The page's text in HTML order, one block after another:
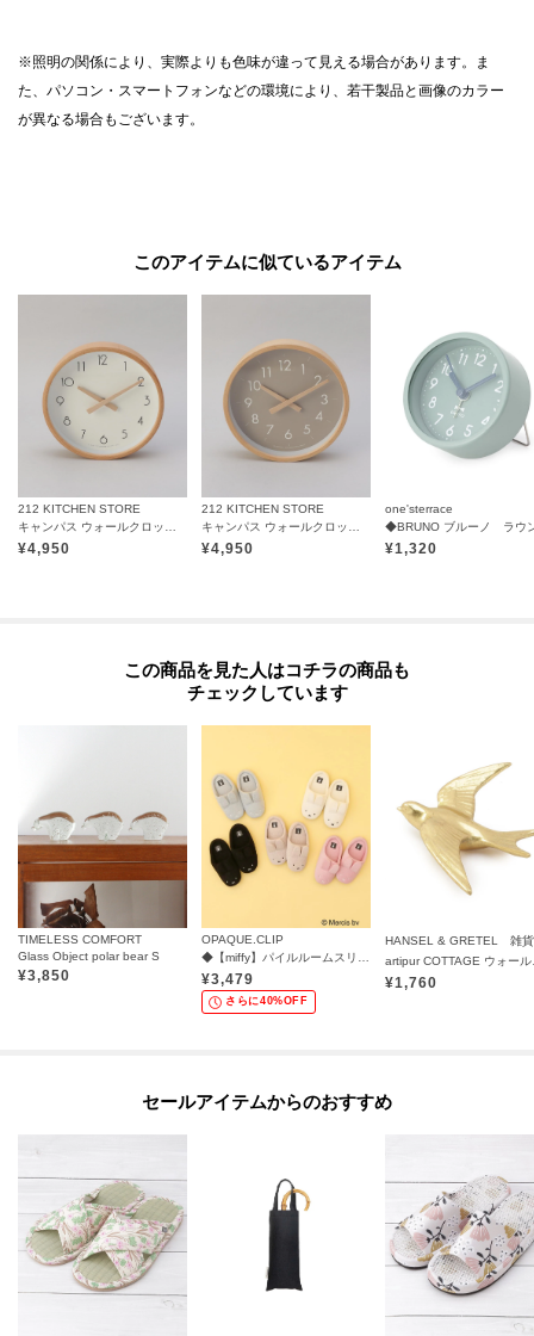
※照明の関係により、実際よりも色味が違って見える場合があります。ま
た、パソコン・スマートフォンなどの環境により、若干製品と画像のカラー
が異なる場合もございます。
このアイテムに似ているアイテム
212 KITCHEN STORE
¥4,950
212 KITCHEN STORE
¥4,950
one'sterrace
¥1,320
この商品を見た人はコチラの商品も
チェックしています
TIMELESS COMFORT
Glass Object polar bear S
¥3,850
OPAQUE.CLIP
◆【miffy】パイルルームスリッパ
¥3,479
さらに40%OFF
HANSEL & GRETEL 雑貨
¥1,760
セールアイテムからのおすすめ